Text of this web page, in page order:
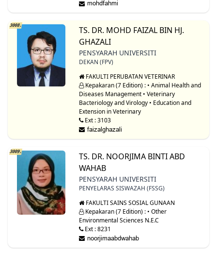
3008.
TS. DR. MOHD FAIZAL BIN HJ.
GHAZALI
PENSYARAH UNIVERSITI
DEKAN (FPV)
FAKULTI PERUBATAN VETERINAR
Kepakaran (7 Edition) : • Animal Health and
Diseases Management • Veterinary
Bacteriology and Virology • Education and
Extension in Veterinary
Ext : 3103
3009.
TS. DR. NOORJIMA BINTI ABD
WAHAB
PENSYARAH UNIVERSITI
PENYELARAS SISWAZAH (FSSG)
FAKULTI SAINS SOSIAL GUNAAN
Kepakaran (7 Edition) : • Other
Environmental Sciences N.E.C
Ext : 8231